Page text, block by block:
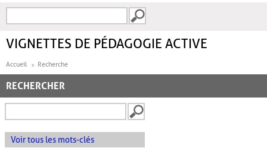
FORMULAIRE DE
VIGNETTES DE PÉDAGOGIE ACTIVE
Accueil Recherche
RECHERCHER
Voir tous les mots-clés